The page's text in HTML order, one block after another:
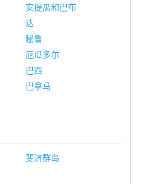
安提瓜和巴布
达
秘鲁
厄瓜多尔
巴西
巴拿马
斐济群岛